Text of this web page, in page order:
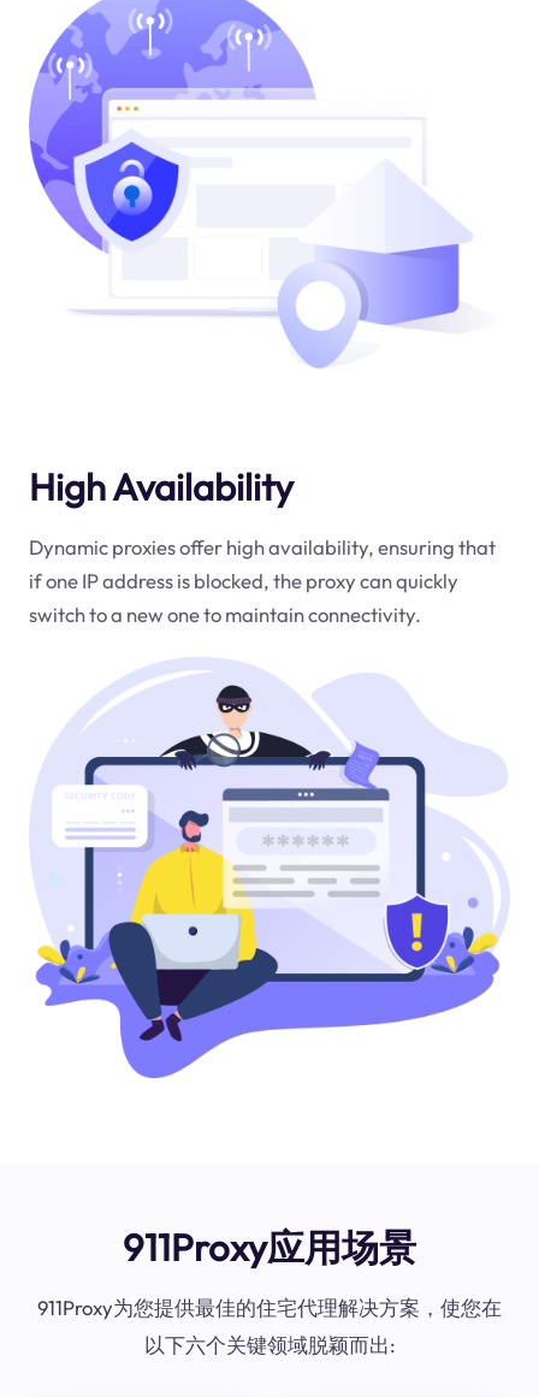
High Availability
Dynamic proxies offer high availability, ensuring that
if one IP address is blocked, the proxy can quickly
switch to a new one to maintain connectivity.
911Proxy应用场景
911Proxy为您提供最佳的住宅代理解决方案，使您在
以下六个关键领域脱颖而出: